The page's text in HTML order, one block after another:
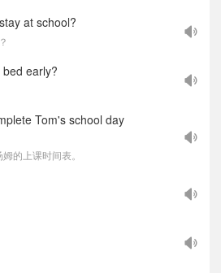
at school?
early?
Tom's school day
的上课时间表。